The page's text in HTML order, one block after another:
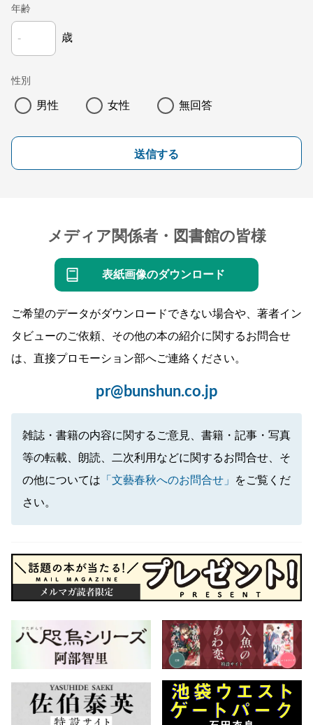
年齢
歳
性別
男性 女性 無回答
送信する
メディア関係者・図書館の皆様
表紙画像のダウンロード
ご希望のデータがダウンロードできない場合や、著者イン
タビューのご依頼、その他の本の紹介に関するお問合せ
は、直接プロモーション部へご連絡ください。
pr@bunshun.co.jp
雑誌・書籍の内容に関するご意見、書籍・記事・写真
等の転載、朗読、二次利用などに関するお問合せ、そ
の他については 「文藝春秋へのお問合せ」
をご覧くだ
さい。